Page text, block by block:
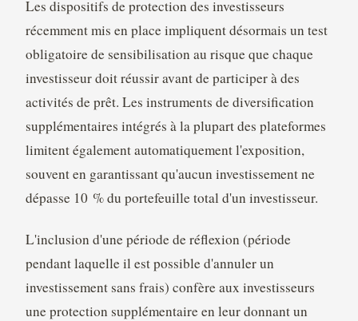
Les dispositifs de protection des investisseurs
récemment mis en place impliquent désormais un test
obligatoire de sensibilisation au risque que chaque
investisseur doit réussir avant de participer à des
activités de prêt. Les instruments de diversification
supplémentaires intégrés à la plupart des plateformes
limitent également automatiquement l'exposition,
souvent en garantissant qu'aucun investissement ne
dépasse 10 % du portefeuille total d'un investisseur.
L'inclusion d'une période de réflexion (période
pendant laquelle il est possible d'annuler un
investissement sans frais) confère aux investisseurs
une protection supplémentaire en leur donnant un